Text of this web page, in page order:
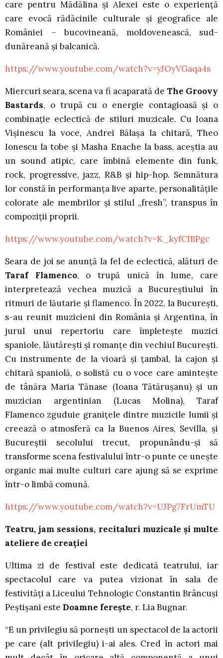
care pentru Mădălina și Alexei este o experiență
care evocă rădăcinile culturale și geografice ale
României – bucovineană, moldovenească, sud-
dunăreană și balcanică.
https://www.youtube.com/watch?v=yJOyVGaqa4s
Miercuri seara, scena va fi acaparată de The Groovy
Bastards, o trupă cu o energie contagioasă și o
combinație eclectică de stiluri muzicale. Cu Ioana
Vișinescu la voce, Andrei Bălașa la chitară, Theo
Ionescu la tobe și Masha Enache la bass, aceștia au
un sound atipic, care îmbină elemente din funk,
rock, progressive, jazz, R&B și hip-hop. Semnătura
lor constă în performanța live aparte, personalitățile
colorate ale membrilor și stilul „fresh”, transpus în
compoziții proprii.
https://www.youtube.com/watch?v=K_kyfCIBPgc
Seara de joi se anunță la fel de eclectică, alături de
Taraf Flamenco, o trupă unică în lume, care
interpretează vechea muzică a Bucureștiului în
ritmuri de lăutarie și flamenco. În 2022, la București,
s-au reunit muzicieni din România și Argentina, în
jurul unui repertoriu care împletește muzici
spaniole, lăutărești și romanțe din vechiul București.
Cu instrumente de la vioară și țambal, la cajon și
chitară spaniolă, o solistă cu o voce care amintește
de tânăra Maria Tănase (Ioana Tătărușanu) și un
muzician argentinian (Lucas Molina), Taraf
Flamenco zguduie granițele dintre muzicile lumii și
creează o atmosferă ca la Buenos Aires, Sevilla, și
Bucureștii secolului trecut, propunându-și să
transforme scena festivalului într-o punte ce unește
organic mai multe culturi care ajung să se exprime
într-o limbă comună.
https://www.youtube.com/watch?v=UJPg7FrUmTU
Teatru, jam sessions, recitaluri muzicale și multe
ateliere de creației
Ultima zi de festival este dedicată teatrului, iar
spectacolul care va putea vizionat în sala de
festivități a Liceului Tehnologic Constantin Brâncuși
Peștișani este Doamne ferește, r. Lia Bugnar.
“E un privilegiu să pornești un spectacol de la actorii
pe care (alt privilegiu) i-ai ales. Cred în actori mai